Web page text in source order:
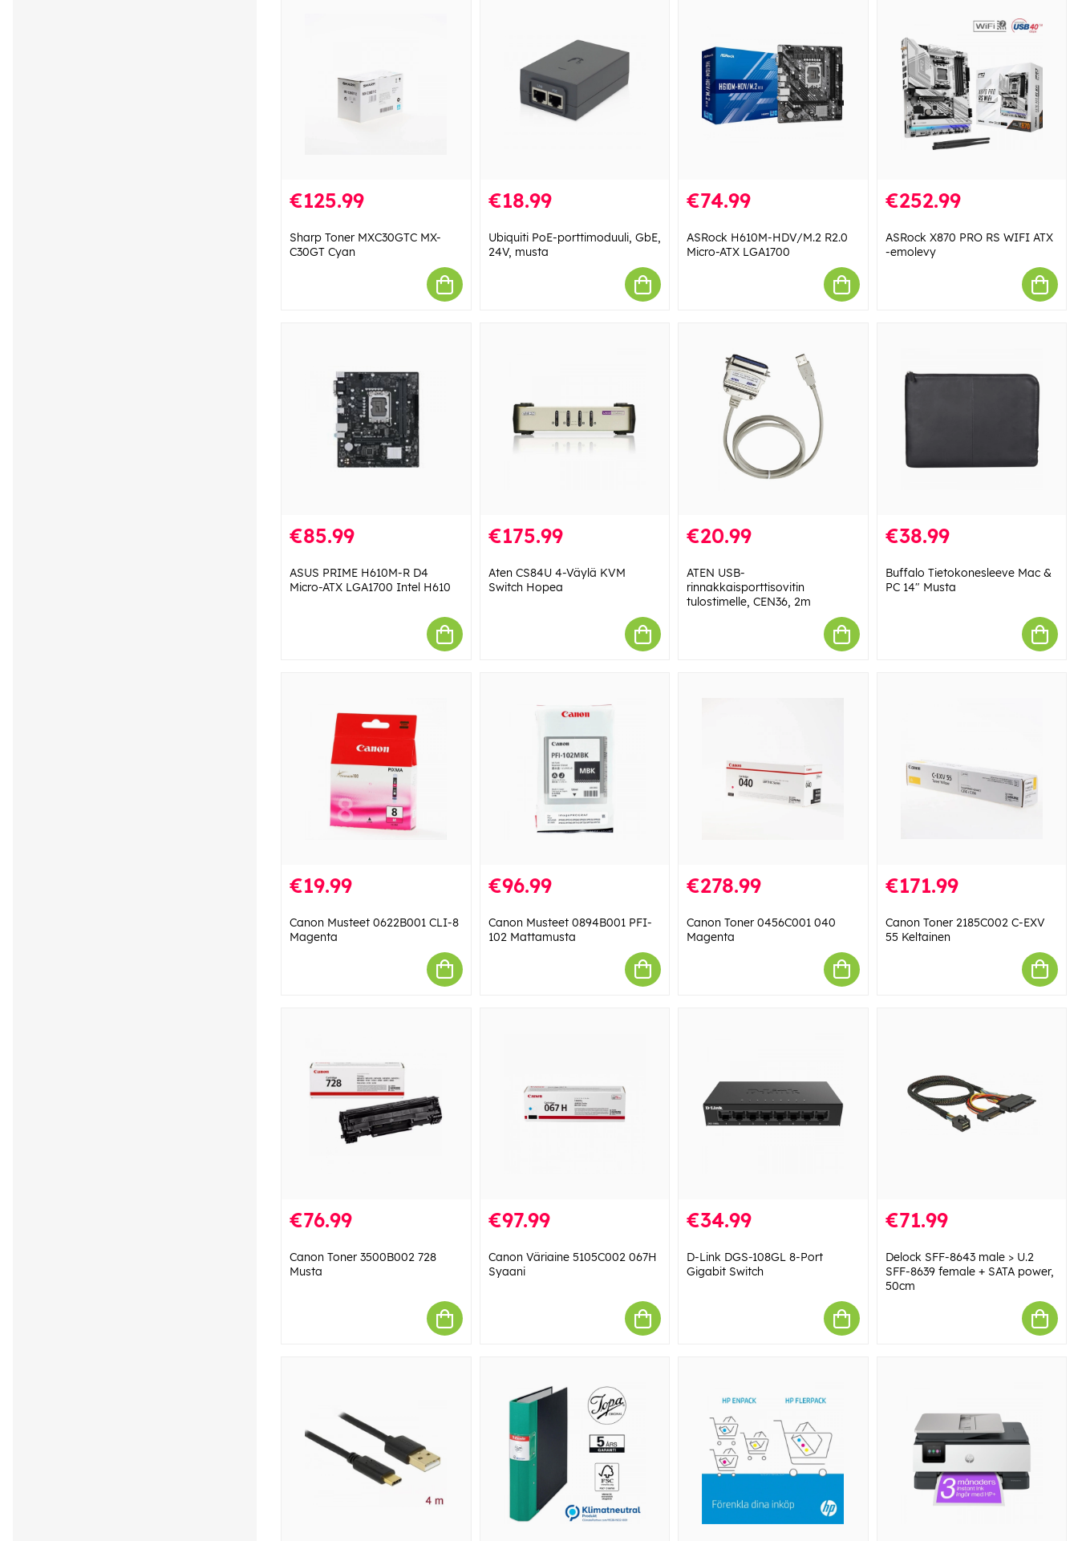
€125.99
Sharp Toner MXC30GTC MX-
C30GT Cyan
€18.99
Ubiquiti PoE-porttimoduuli, GbE,
24V, musta
€74.99
ASRock H610M-HDV/M.2 R2.0
Micro-ATX LGA1700
€252.99
ASRock X870 PRO RS WIFI ATX
-emolevy
€85.99
ASUS PRIME H610M-R D4
Micro-ATX LGA1700 Intel H610
€175.99
Aten CS84U 4-Väylä KVM
Switch Hopea
€20.99
ATEN USB-
rinnakkaisporttisovitin
tulostimelle, CEN36, 2m
€38.99
Buffalo Tietokonesleeve Mac &
PC 14" Musta
€19.99
Canon Musteet 0622B001 CLI-8
Magenta
€96.99
Canon Musteet 0894B001 PFI-
102 Mattamusta
€278.99
Canon Toner 0456C001 040
Magenta
€171.99
Canon Toner 2185C002 C-EXV
55 Keltainen
€76.99
Canon Toner 3500B002 728
Musta
€97.99
Canon Väriaine 5105C002 067H
Syaani
€34.99
D-Link DGS-108GL 8-Port
Gigabit Switch
€71.99
Delock SFF-8643 male > U.2
SFF-8639 female + SATA power,
50cm